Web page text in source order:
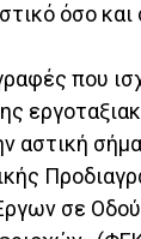
όσο
που
αστική
σε